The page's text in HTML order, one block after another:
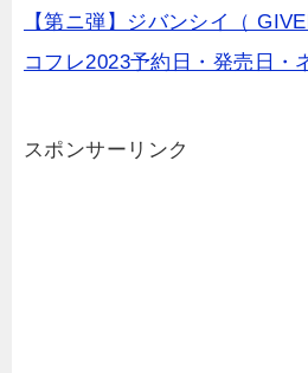
【第ニ弾】ジバンシイ（
コフレ2023予約日・発売日・
スポンサーリンク